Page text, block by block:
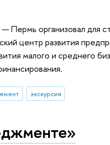
организовал для
центр развития
малого и среднего
экскурсия